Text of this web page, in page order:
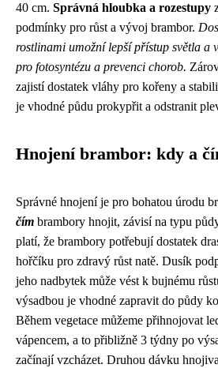
40 cm. Správná hloubka a rozestupy
podmínky pro růst a vývoj brambor.
rostlinami umožní lepší přístup světla a
pro fotosyntézu a prevenci chorob.
zajistí dostatek vláhy pro kořeny a
je vhodné půdu prokypřit a odstranit
Hnojení brambor: kdy a
Správné hnojení je pro bohatou úrodu
čím brambory hnojit, závisí na typu
platí, že brambory potřebují dostatek
hořčíku pro zdravý růst natě. Dusík
jeho nadbytek může vést k bujnému
výsadbou je vhodné zapravit do půdy
Během vegetace můžeme přihnojovat
vápencem, a to přibližně 3 týdny po
začínají vzcházet. Druhou dávku